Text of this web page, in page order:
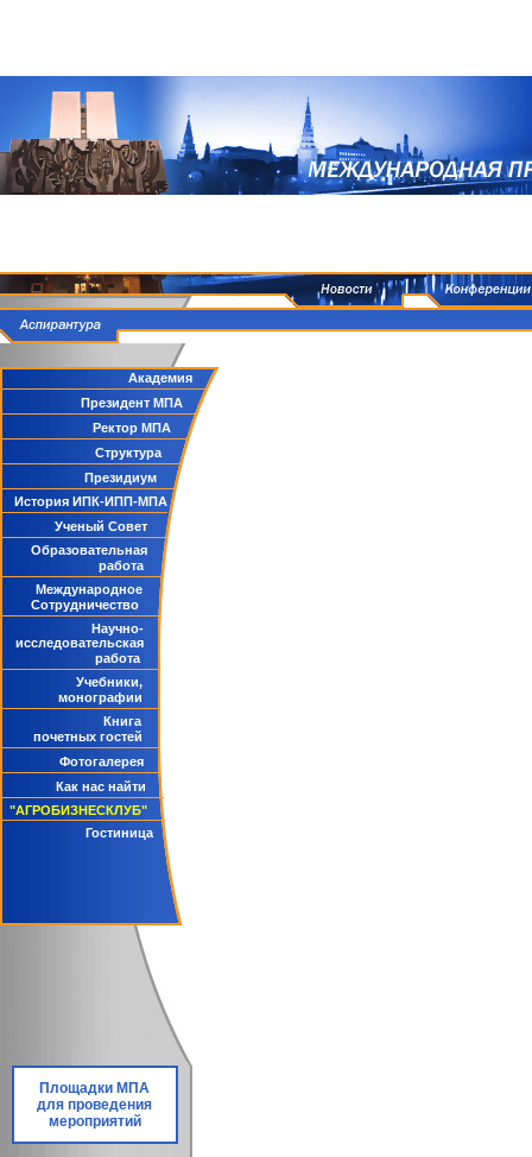
Академия
Президент МПА
Ректор МПА
Структура
Президиум
История ИПК-ИПП-МПА
Ученый Совет
Образовательная
работа
Международное
Сотрудничество
Научно-
исследовательская
работа
Учебники,
монографии
Книга
почетных гостей
Фотогалерея
Как нас найти
"АГРОБИЗНЕСКЛУБ"
Гостиница
Площадки МПА
для проведения
мероприятий